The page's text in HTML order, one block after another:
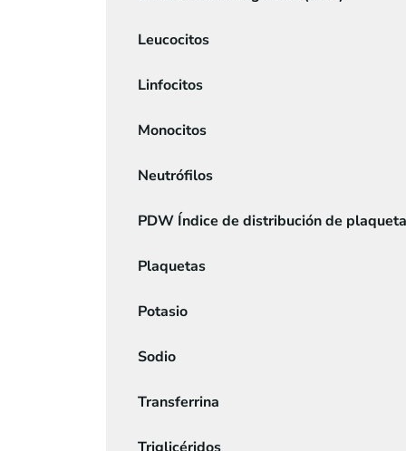
Leucocitos
Linfocitos
Monocitos
Neutrófilos
PDW Índice de distribución de
Plaquetas
Potasio
Sodio
Transferrina